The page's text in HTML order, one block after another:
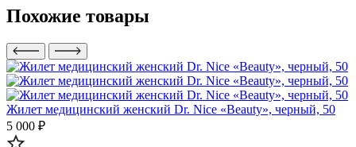
Похожие товары
Жилет медицинский женский Dr. Nice «Beauty», черный, 50
5 000 ₽